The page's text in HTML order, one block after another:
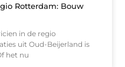
Rotterdam: Bouw
in de regio
uit Oud-Beijerland is
het nu